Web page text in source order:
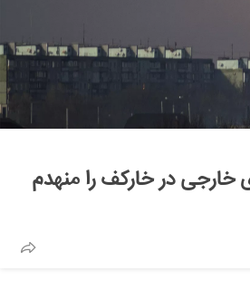
خارجی در خارکف را منهدم